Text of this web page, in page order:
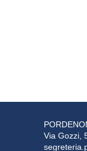
Via Gozzi,